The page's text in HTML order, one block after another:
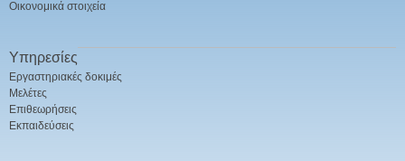
Οικονομικά στοιχεία
Υπηρεσίες
Εργαστηριακές δοκιμές
Μελέτες
Επιθεωρήσεις
Εκπαιδεύσεις